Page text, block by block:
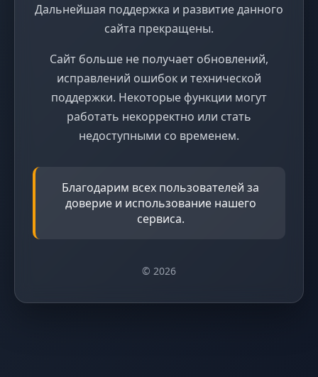
Дальнейшая поддержка и развитие данного
сайта прекращены.
Сайт больше не получает обновлений,
исправлений ошибок и технической
поддержки. Некоторые функции могут
работать некорректно или стать
недоступными со временем.
Благодарим всех пользователей за
доверие и использование нашего
сервиса.
© 2026